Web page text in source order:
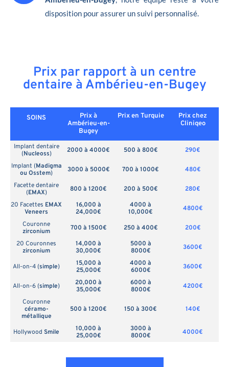
disposition pour assurer un suivi personnalisé.
Prix par rapport à un centre
dentaire à Ambérieu-en-Bugey
SOINS
Prix à
Ambérieu-en-
Bugey
Prix en Turquie
Prix chez
Cliniqeo
Implant dentaire
(Nucleoss) 2000 à 4000€ 500 à 800€
290€
Implant (Madigma
ou Osstem) 3000 à 5000€ 700 à 1000€
480€
Facette dentaire
(EMAX) 800 à 1200€ 200 à 500€
280€
20 Facettes EMAX
Veneers
16,000 à
24,000€
4000 à
10,000€
4800€
Couronne
zirconium
700 à 1500€ 250 à 400€
200€
20 Couronnes
zirconium
14,000 à
30,000€
5000 à
8000€
3600€
All-on-4 (simple)
15,000 à
25,000€
4000 à
6000€
3600€
All-on-6 (simple)
20,000 à
35,000€
6000 à
8000€
4200€
Couronne
céramo-
métallique
500 à 1200€ 150 à 300€ 140€
Hollywood Smile
10,000 à
25,000€
3000 à
8000€
4000€